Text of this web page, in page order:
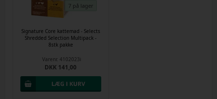
7 på lager
Signature Core kattemad - Selects
Shredded Selection Multipack -
8stk pakke
Varenr. 4102023i
DKK 141,00